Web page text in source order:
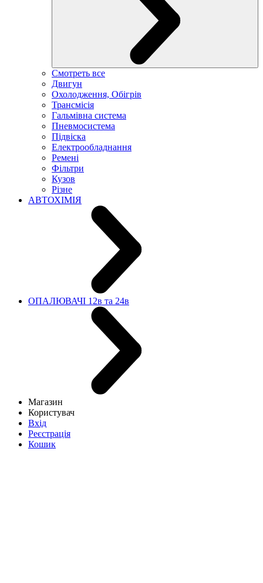
Смотреть все
Двигун
Охолодження, Обігрів
Трансмісія
Гальмівна система
Пневмосистема
Підвіска
Електрообладнання
Ремені
Фільтри
Кузов
Різне
АВТОХІМІЯ
ОПАЛЮВАЧІ 12в та 24в
Магазин
Користувач
Вхід
Реєстрація
Кошик